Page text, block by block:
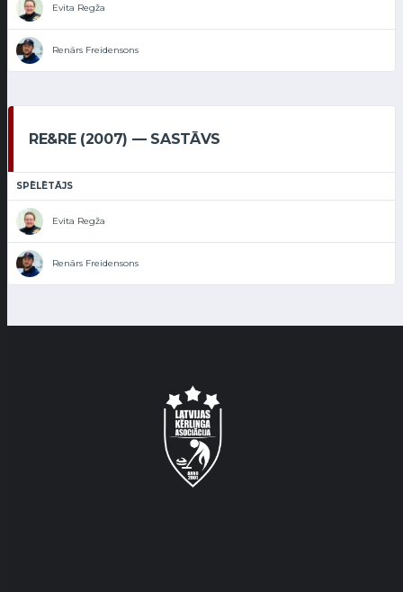
Evita Regža
Renārs Freidensons
RE&RE (2007) — SASTĀVS
SPĒLĒTĀJS
Evita Regža
Renārs Freidensons